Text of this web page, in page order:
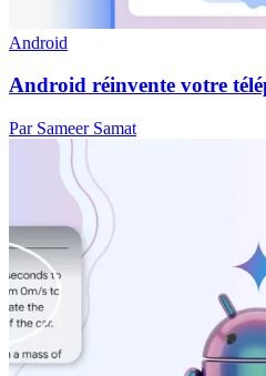
Android
Android réinvente votre
Par Sameer Samat